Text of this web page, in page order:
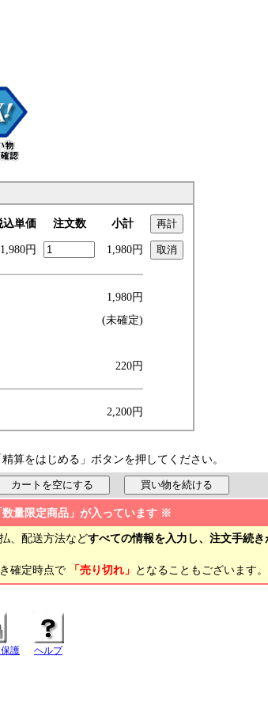
込単価 注文数 小計
1,980円 1,980円
1,980円
(未確定)
220円
2,200円
算をはじめる」ボタンを押してください。
量限定商品」が入っています ※
、配送方法などすべての情報を入力し、注文手続
確定時点で
「売り切れ」 となることもございます
護 ヘルプ